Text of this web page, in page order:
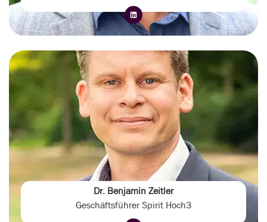
Dr. Benjamin Zeitler
Geschäftsführer Spirit Hoch3